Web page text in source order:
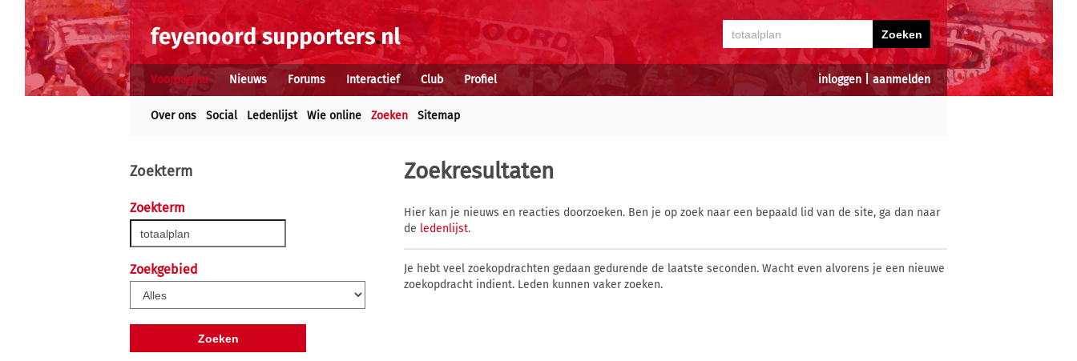
inloggen aanmelden
Voorpagina Nieuws Forums Interactief Club Profiel
Over ons Social Ledenlijst Wie online Zoeken Sitemap
Zoekterm
Zoekterm
Zoekgebied
Zoekresultaten
Hier kan je nieuws en reacties doorzoeken. Ben je op zoek naar een bepaald lid van de site, ga dan naar
de ledenlijst.
Je hebt veel zoekopdrachten gedaan gedurende de laatste seconden. Wacht even alvorens je een nieuwe
zoekopdracht indient. Leden kunnen vaker zoeken.